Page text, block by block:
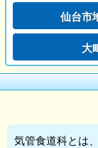
仙台市
大
気管食道科とは